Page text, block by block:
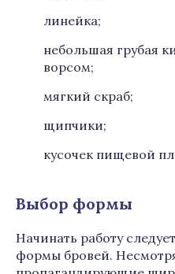
линейка;
небольшая грубая
ворсом;
мягкий скраб;
щипчики;
кусочек пищевой
Выбор формы
Начинать работу
формы бровей.